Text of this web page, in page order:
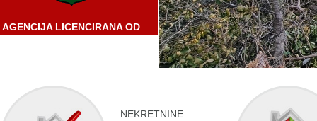
AGENCIJA LICENCIRANA OD
STRANE HRVATSKE
NEKRETNINE